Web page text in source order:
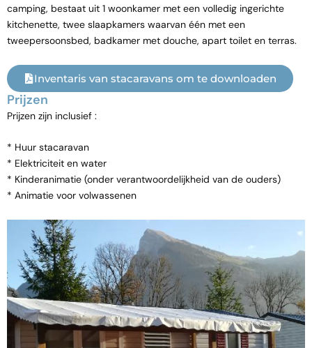
camping, bestaat uit 1 woonkamer met een volledig ingerichte
kitchenette, twee slaapkamers waarvan één met een
tweepersoonsbed, badkamer met douche, apart toilet en terras.
Inventaris van stacaravans om te downloaden
Prijzen
Prijzen zijn inclusief :
* Huur stacaravan
* Elektriciteit en water
* Kinderanimatie (onder verantwoordelijkheid van de ouders)
* Animatie voor volwassenen